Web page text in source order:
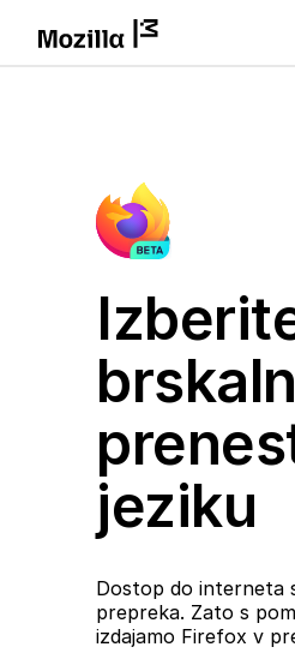
jeziku
Dostop do interneta
prepreka. Zato s
izdajamo Firefox v